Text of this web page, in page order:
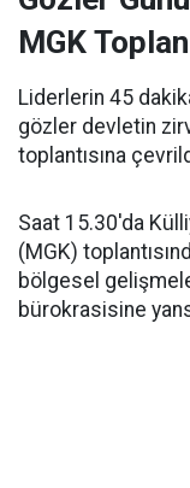
MGK
Liderlerin 45
gözler devletin
toplantısına
Saat 15.30'da
(MGK)
bölgesel
bürokrasisine